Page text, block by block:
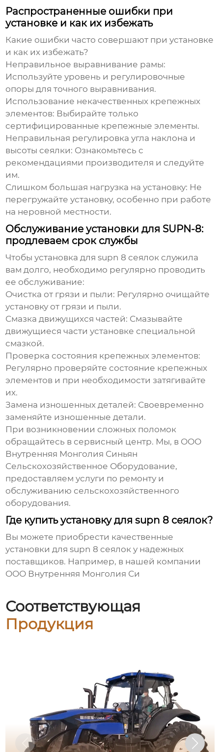
Распространенные ошибки при
установке и как их избежать
Какие ошибки часто совершают при установке
и как их избежать?
Неправильное выравнивание рамы:
Используйте уровень и регулировочные
опоры для точного выравнивания.
Использование некачественных крепежных
элементов: Выбирайте только
сертифицированные крепежные элементы.
Неправильная регулировка угла наклона и
высоты сеялки: Ознакомьтесь с
рекомендациями производителя и следуйте
им.
Слишком большая нагрузка на установку: Не
перегружайте установку, особенно при работе
на неровной местности.
Обслуживание установки для SUPN-8:
продлеваем срок службы
Чтобыустановка для supn 8 сеялок служила
вам долго, необходимо регулярно проводить
ее обслуживание:
Очистка от грязи и пыли: Регулярно очищайте
установку от грязи и пыли.
Смазка движущихся частей: Смазывайте
движущиеся части установке специальной
смазкой.
Проверка состояния крепежных элементов:
Регулярно проверяйте состояние крепежных
элементов и при необходимости затягивайте
их.
Замена изношенных деталей: Своевременно
заменяйте изношенные детали.
При возникновении сложных поломок
обращайтесь в сервисный центр. Мы, в ООО
Внутренняя Монголия Синьян
Сельскохозяйственное Оборудование,
предоставляем услуги по ремонту и
обслуживанию сельскохозяйственного
оборудования.
Где купить установку для supn 8 сеялок?
Вы можете приобрести качественные
установки для supn 8 сеялок у надежных
поставщиков. Например, в нашей компании
ООО Внутренняя Монголия Си
Соответствующая
Продукция